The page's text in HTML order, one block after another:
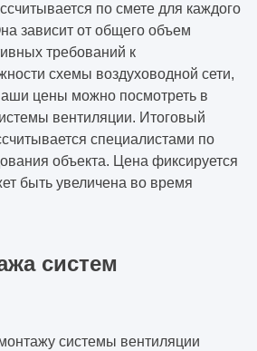
по смете для каждого
зависит от общего объем
требований к
схемы воздуховодной сети,
цены можно посмотреть в
вентиляции. Итоговый
специалистами по
объекта. Цена фиксируется
быть увеличена во время
систем
системы вентиляции